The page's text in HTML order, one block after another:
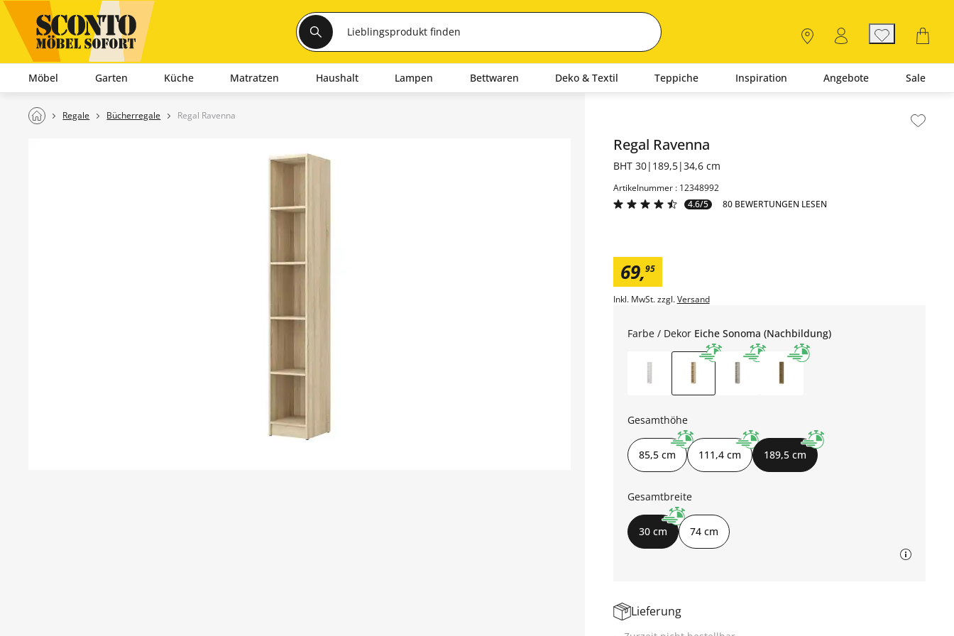
Möbel Garten Küche Matratzen Haushalt Lampen Bettwaren Deko & Textil Teppiche Inspiration Angebote Sale
Regale Bücherregale Regal Ravenna
Regal Ravenna
BHT 30|189,5|34,6 cm
Artikelnummer : 12348992
4.6/5
80 BEWERTUNGEN LESEN
69,95
Inkl. MwSt. zzgl.Versand
Farbe / Dekor Eiche Sonoma (Nachbildung)
Gesamthöhe
85,5 cm 111,4 cm 189,5 cm
Gesamtbreite
30 cm 74 cm
Lieferung